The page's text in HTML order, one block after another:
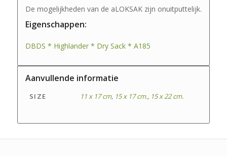
De mogelijkheden van de aLOKSAK zijn onuitputtelijk.
Eigenschappen:
DBDS * Highlander * Dry Sack * A185
Aanvullende informatie
SIZE 11 x 17 cm, 15 x 17 cm., 15 x 22 cm.